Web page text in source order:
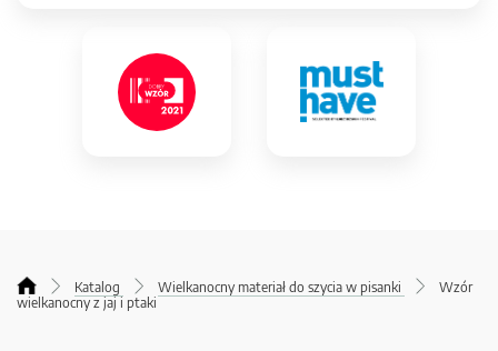
Katalog Wielkanocny materiał do szycia w pisanki
Wzór
wielkanocny z jaj i ptaki